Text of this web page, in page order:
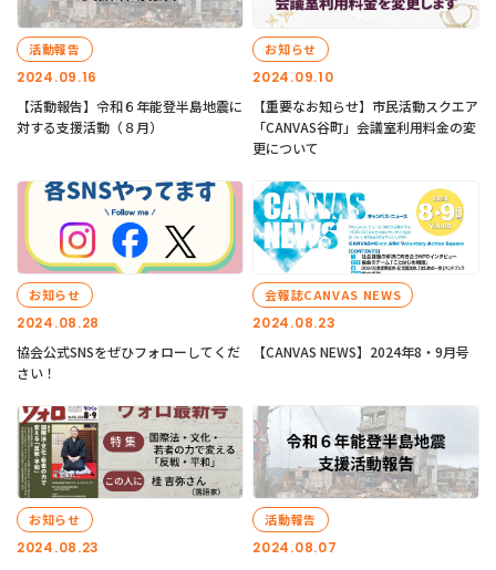
2024.09.16
活動報告
【活動報告】令和６年能登半島地震に
対する支援活動（８月）
2024.09.10
お知らせ
【重要なお知らせ】市民活動スクエア
「CANVAS谷町」会議室利用料金の変
更について
2024.08.28
お知らせ
協会公式SNSをぜひフォローしてくだ
さい！
2024.08.23
会報誌CANVAS NEWS
【CANVAS NEWS】2024年8・9月号
2024.08.23
お知らせ
2024.08.07
活動報告